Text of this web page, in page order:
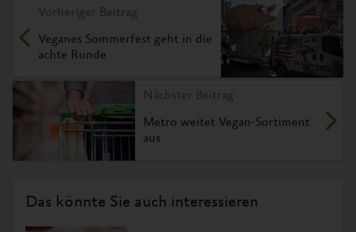
Vorheriger Beitrag
Veganes Sommerfest geht in die
achte Runde
Nächster Beitrag
Metro weitet Vegan-Sortiment
aus
Das könnte Sie auch interessieren